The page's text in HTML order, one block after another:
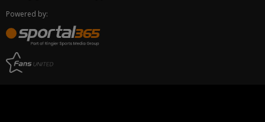
Powered by: